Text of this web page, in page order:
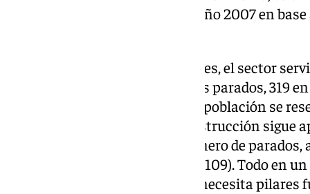
noviembre en Málaga desde el año 2007 en
En cuando al empleo por sectores, el sector
aglutinado la mayoría de nuevos parados, 319
mes de noviembre en los que la población se
navideñas. Sin embargo, la construcción
pues logra reducir en 146 el número de
industria (-54) o la agricultura (-109). Todo en
el que la economía malagueña necesita pilares